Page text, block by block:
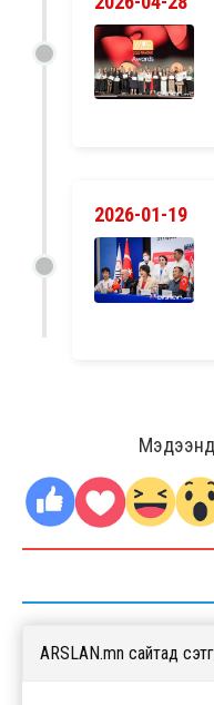
2026-01-19
Мэдээнд
ARSLAN.mn сайтад